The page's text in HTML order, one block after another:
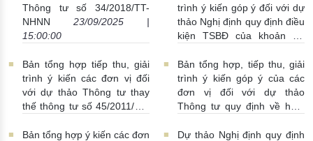
Thông tư số 34/2018/TT-
NHNN
23/09/2025 |
15:00:00
trình ý kiến góp ý đối với dự
thảo Nghị định quy định điều
kiện TSBĐ của khoản nợ
23/09/2025 | 14:00:00
Bản tổng hợp tiếp thu, giải
trình ý kiến các đơn vị đối
với dự thảo Thông tư thay
thế thông tư số 45/2011/TT-
10:00:00
Bản tổng hợp, tiếp thu, giải
trình ý kiến góp ý của các
đơn vị đối với dự thảo
Thông tư quy định về hoạt
tín dụng, chi nhánh ngân
Bản tổng hợp ý kiến các đơn
Dự thảo Nghị định quy định